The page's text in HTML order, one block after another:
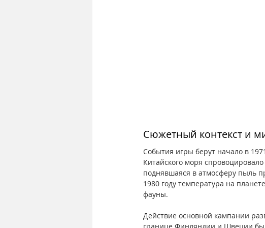
Сюжетный контекст и
События игры берут начало в
Китайского моря
поднявшаяся в атмосферу пыль
1980 году температура на
фауны.
Действие основной кампании